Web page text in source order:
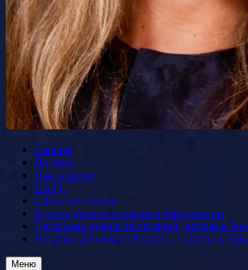
Главная
На заказ
Партнерство
F.A.Q.
Способы оплаты
Купить диплом о высшем образовании
Где можно купить настоящий диплом в
Покупка диплома в России – Советы и
Меню